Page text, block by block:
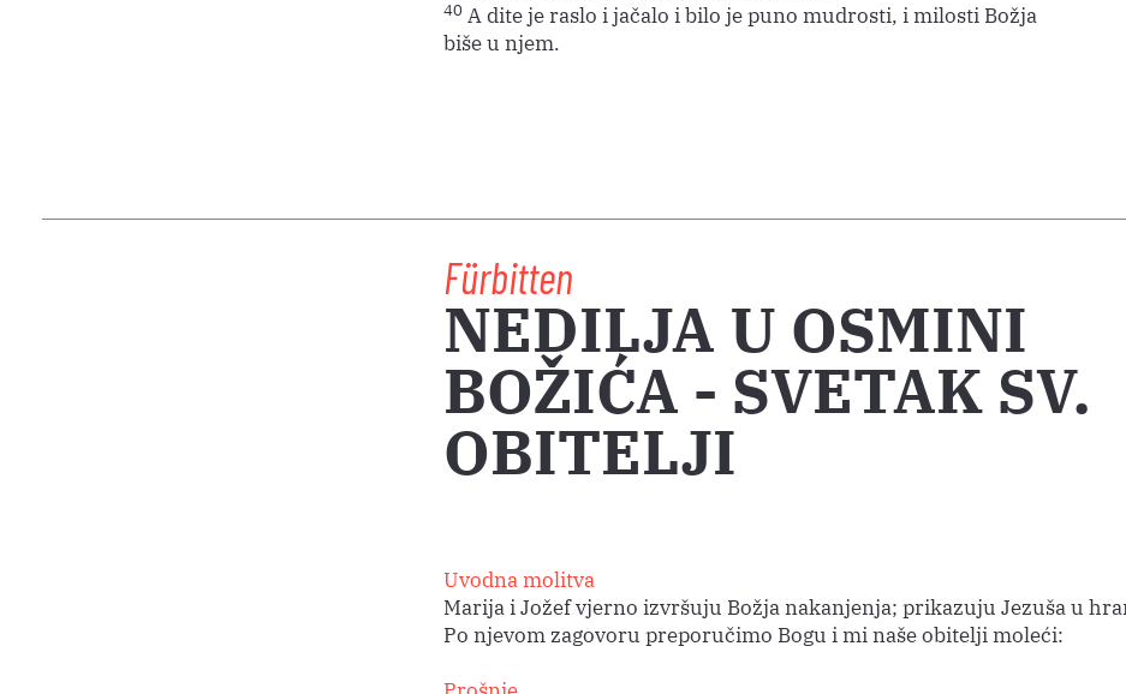
40A dite je raslo i jačalo i bilo je puno mudrosti, i milosti Božja
biše u njem.
Fürbitten
NEDILJA U OSMINI
BOŽIĆA - SVETAK SV.
OBITELJI
Uvodna molitva
Marija i Jožef vjerno izvršuju Božja nakanjenja; prikazuju Jezuša u
Po njevom zagovoru preporučimo Bogu i mi naše obitelji moleći: